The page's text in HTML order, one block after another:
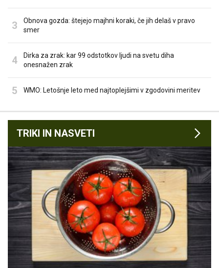
Obnova gozda: štejejo majhni koraki, če jih delaš v pravo
smer
Dirka za zrak: kar 99 odstotkov ljudi na svetu diha
onesnažen zrak
WMO: Letošnje leto med najtoplejšimi v zgodovini meritev
TRIKI IN NASVETI